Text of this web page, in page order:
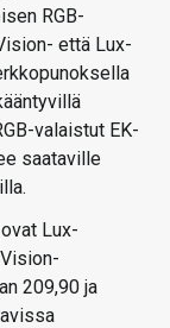
RGB-
että Lux-
valaistut EK-
saataville
Lux-
209,90 ja